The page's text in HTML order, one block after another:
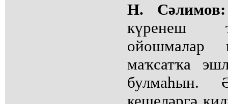
Н. Сәлимов:
күренеш
маҡсатҡа